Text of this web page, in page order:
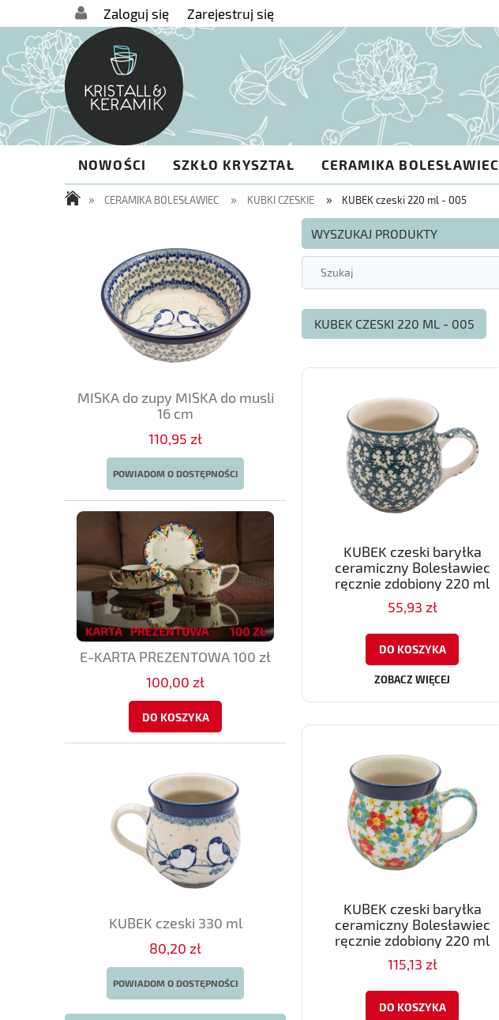
Zarejestruj się
Zaloguj się
NOWOŚCI SZKŁO KRYSZTAŁ CERAMIKA BOLESŁAWIEC
» CERAMIKA BOLESŁAWIEC » KUBKI CZESKIE » KUBEK czeski 220 ml - 005
MISKA do zupy MISKA do musli
16 cm
110,95 zł
POWIADOM O DOSTĘPNOŚCI
E-KARTA PREZENTOWA 100 zł
100,00 zł
DO KOSZYKA
KUBEK czeski 330 ml
80,20 zł
POWIADOM O DOSTĘPNOŚCI
WYSZUKAJ PRODUKTY
KUBEK CZESKI 220 ML - 005
KUBEK czeski baryłka
ceramiczny Bolesławiec
ręcznie zdobiony 220 ml
55,93 zł
DO KOSZYKA
ZOBACZ WIĘCEJ
KUBEK czeski baryłka
ceramiczny Bolesławiec
ręcznie zdobiony 220 ml
115,13 zł
DO KOSZYKA